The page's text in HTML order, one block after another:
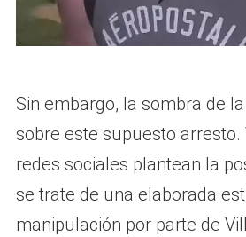
Sin embargo, la sombra de
sobre este supuesto arresto.
redes sociales plantean la
se trate de una elaborada
manipulación por parte de